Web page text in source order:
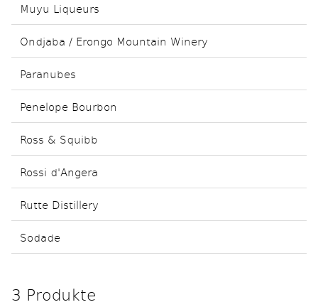
Muyu Liqueurs
Ondjaba / Erongo Mountain Winery
Paranubes
Penelope Bourbon
Ross & Squibb
Rossi d'Angera
Rutte Distillery
Sodade
3 Produkte